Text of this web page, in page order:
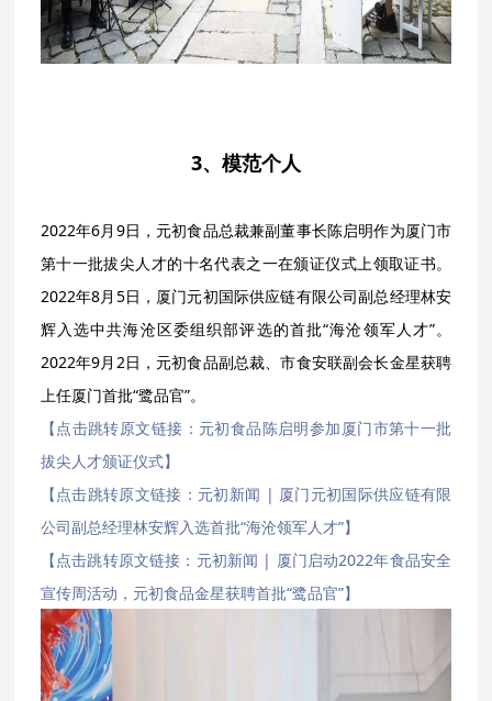
3、模范个人
2022年6月9日，元初食品总裁兼副董事长陈启明作为厦门市
第十一批拔尖人才的十名代表之一在颁证仪式上领取证书。
2022年8月5日，厦门元初国际供应链有限公司副总经理林安
辉入选中共海沧区委组织部评选的首批“海沧领军人才”。
2022年9月2日，元初食品副总裁、市食安联副会长金星获聘
上任厦门首批“鹭品官”。
【点击跳转原文链接：元初食品陈启明参加厦门市第十一批
拔尖人才颁证仪式】
【点击跳转原文链接：元初新闻 | 厦门元初国际供应链有限
公司副总经理林安辉入选首批“海沧领军人才”】
【点击跳转原文链接：元初新闻 | 厦门启动2022年食品安全
宣传周活动，元初食品金星获聘首批“鹭品官”】